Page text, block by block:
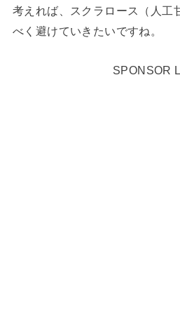
考えれば、スクラロース（人工
べく避けていきたいですね。
SPONSOR